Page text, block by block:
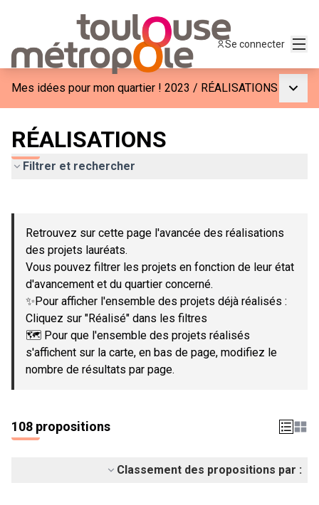
Se connecter
Mes idées pour mon quartier ! 2023 / RÉALISATIONS
RÉALISATIONS
Filtrer et rechercher
−
Retrouvez sur cette page l'avancée des réalisations
des projets lauréats.
Vous pouvez filtrer les projets en fonction de leur état
d'avancement et du quartier concerné.
✨Pour afficher l'ensemble des projets déjà réalisés :
Cliquez sur "Réalisé" dans les filtres
🗺️ Pour que l'ensemble des projets réalisés
s'affichent sur la carte, en bas de page, modifiez le
nombre de résultats par page.
108 propositions
Classement des propositions par :